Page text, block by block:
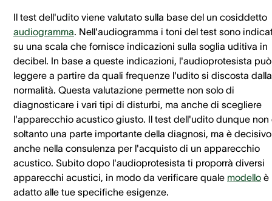
Il test dell'udito viene valutato sulla base del un cosiddetto
audiogramma. Nell'audiogramma i toni del test sono
su una scala che fornisce indicazioni sulla soglia uditiva in
decibel. In base a queste indicazioni, l'audioprotesista può
leggere a partire da quali frequenze l'udito si discosta dalla
normalità. Questa valutazione permette non solo di
diagnosticare i vari tipi di disturbi, ma anche di scegliere
l'apparecchio acustico giusto. Il test dell'udito dunque non
soltanto una parte importante della diagnosi, ma è decisivo
anche nella consulenza per l'acquisto di un apparecchio
acustico. Subito dopo l'audioprotesista ti proporrà diversi
apparecchi acustici, in modo da verificare quale modello è
adatto alle tue specifiche esigenze.